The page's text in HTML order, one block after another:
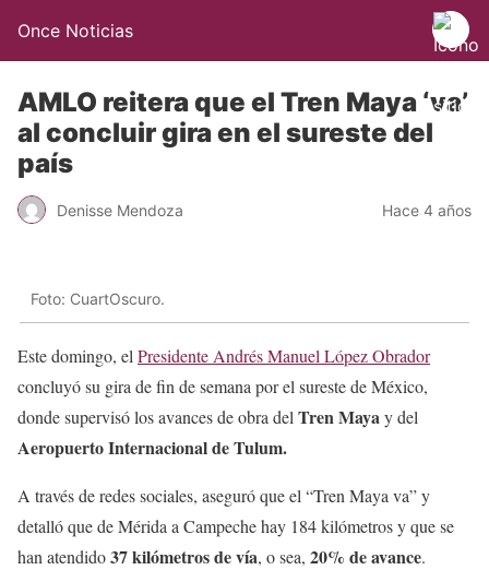
Once Noticias
AMLO reitera que el Tren Maya ‘va’
al concluir gira en el sureste del
país
Denisse Mendoza Hace 4 años
Foto: CuartOscuro.
Este domingo, el Presidente Andrés Manuel López Obrador
concluyó su gira de fin de semana por el sureste de México,
donde supervisó los avances de obra del Tren Mayay del
Aeropuerto Internacional de Tulum.
A través de redes sociales, aseguró que el “Tren Maya va” y
detalló que de Mérida a Campeche hay 184 kilómetros y que se
han atendido37 kilómetros de vía, o sea, 20% de avance.